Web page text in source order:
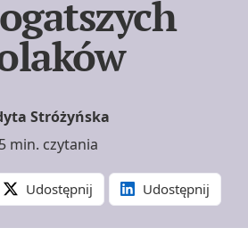
Stróżyńska
5 min. czytania
Udostępnij Udostępnij